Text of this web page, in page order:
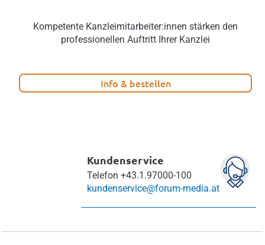
Kompetente Kanzleimitarbeiter:innen stärken den
professionellen Auftritt Ihrer Kanzlei
Info & bestellen
Kundenservice
Telefon +43.1.97000-100
kundenservice@forum-media.at